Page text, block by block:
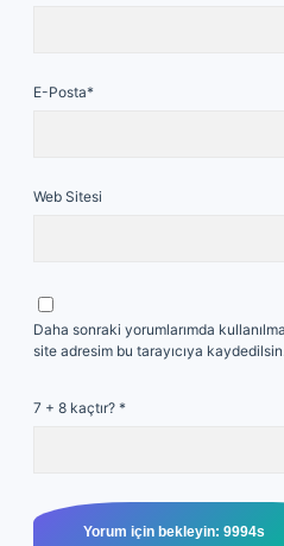
E-Posta*
Web Sitesi
Daha sonraki yorumlarımda
site adresim bu tarayıcıya
7 + 8 kaçtır? *